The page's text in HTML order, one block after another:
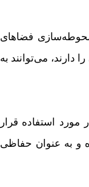
فضاهای
دارند، می‌توانند به
استفاده قرار
و به عنوان حفاظی